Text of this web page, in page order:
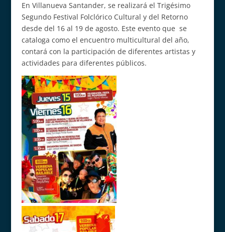
En Villanueva Santander, se realizará el Trigésimo
Segundo Festival Folclórico Cultural y del Retorno
desde del 16 al 19 de agosto. Este evento que se
cataloga como el encuentro multicultural del año,
contará con la participación de diferentes artistas y
actividades para diferentes públicos.